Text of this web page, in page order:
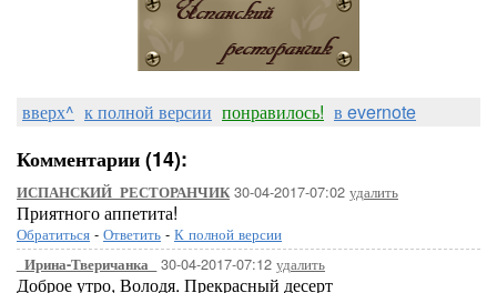
вверх^ к полной версии понравилось! в evernote
Комментарии (14):
ИСПАНСКИЙ_РЕСТОРАНЧИК30-04-2017-07:02 удалить
Приятного аппетита!
Обратиться - Ответить - К полной версии
_Ирина-Тверичанка_ 30-04-2017-07:12 удалить
Доброе утро, Володя. Прекрасный десерт